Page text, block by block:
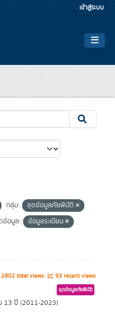
เข้าสู่ระบบ
กลุ่ม:
ชุดข้อมูลภัยพิบัติ
ข้อมูล:
ข้อมูลระเบียน
2802 total views 93 recent views
ชุดข้อมูลภัยพิบัติ
13 ปี (2011-2023)